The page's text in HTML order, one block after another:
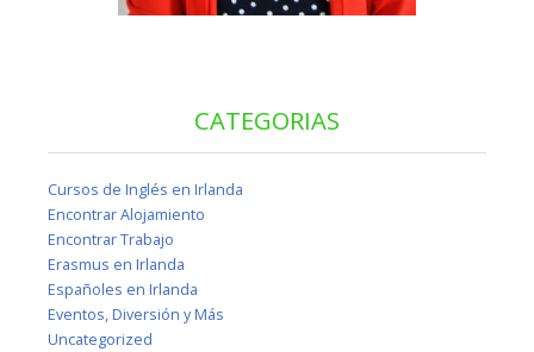
CATEGORIAS
Cursos de Inglés en Irlanda
Encontrar Alojamiento
Encontrar Trabajo
Erasmus en Irlanda
Españoles en Irlanda
Eventos, Diversión y Más
Uncategorized